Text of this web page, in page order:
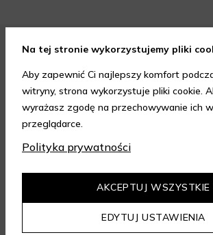
FORMY DOSTAWY
FORMY PŁATNOŚCI
GWARANCJA JAKOŚCI
Na tej stronie wykorzystujemy pliki
Aby zapewnić Ci najlepszy komfort
witryny, strona wykorzystuje pliki cookie.
wyrażasz zgodę na przechowywanie ich
przeglądarce.
Polityka prywatności
EDYTUJ USTAWIENIA
AKCEPTUJ WSZYSTKIE